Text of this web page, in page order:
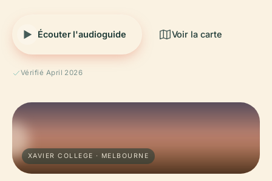
Écouter l'audioguide Voir la carte
Vérifié April 2026
XAVIER COLLEGE · MELBOURNE